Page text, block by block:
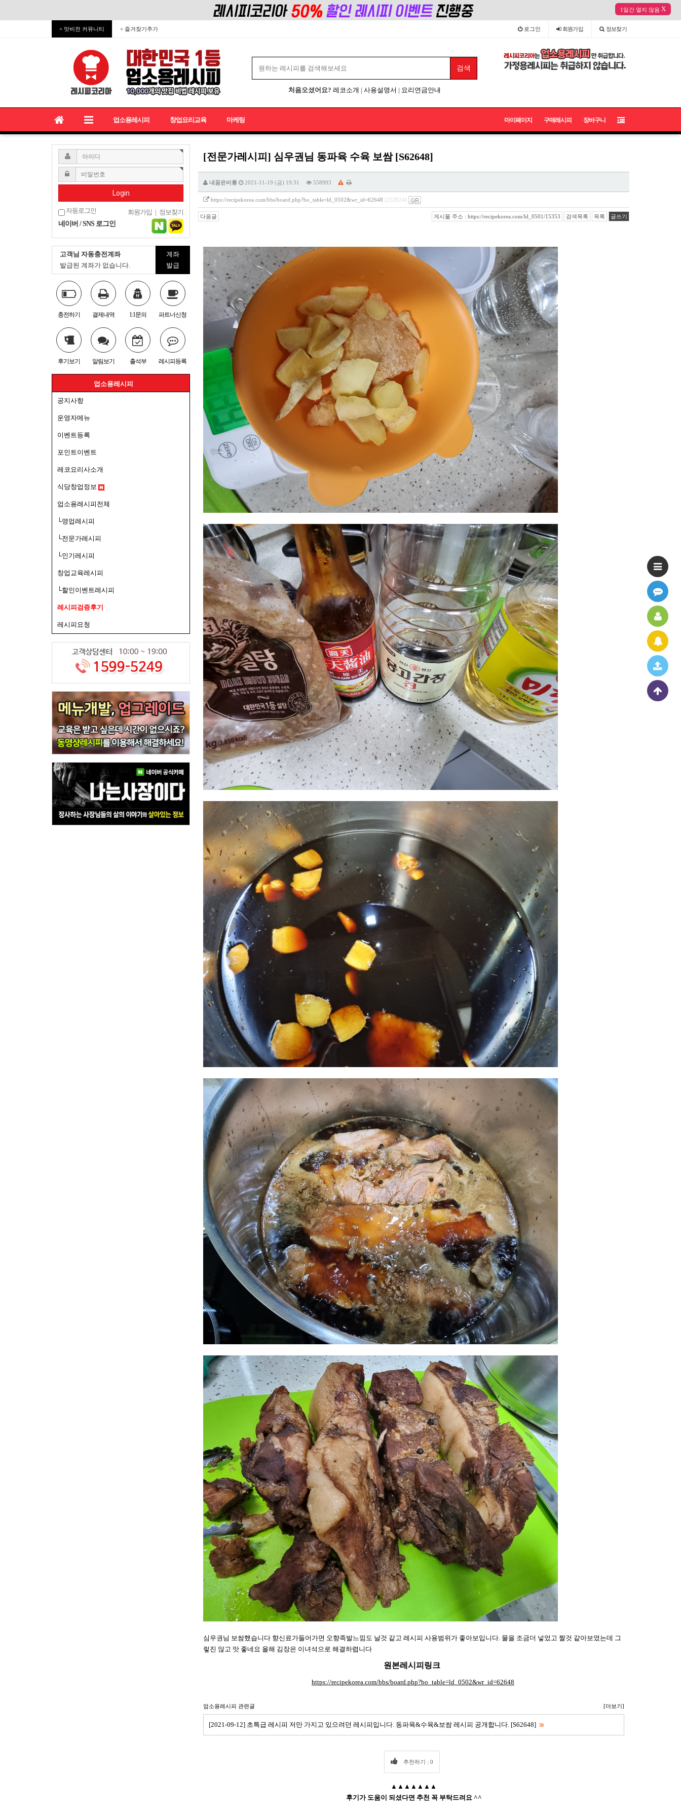
1일간 열지 않음 X
+ 맛비전 커뮤니티 + 즐겨찾기추가 로그인 회원가입 정보찾기
처음오셨어요? 레코소개 | 사용설명서 | 요리연금안내
마이페이지 구매레시피 장바구니
업소용레시피 창업요리교육 마케팅
Login
자동로그인 회원가입 | 정보찾기
네이버 / SNS 로그인
고객님 자동충전계좌
발급된 계좌가 없습니다.
계좌
발급
충전하기 결제내역 1:1문의 파트너신청
후기보기 알림보기 출석부 레시피등록
업소용레시피
공지사항
운영자메뉴
이벤트등록
포인트이벤트
레코요리사소개
식당창업정보
업소용레시피전체
└영업레시피
└전문가레시피
└인기레시피
창업교육레시피
└할인이벤트레시피
레시피검증후기
레시피요청
[전문가레시피] 심우권님 동파육 수육 보쌈 [S62648]
내꿈은비룡 2021-11-19 (금) 19:31 558993
https://recipekorea.com/bbs/board.php?bo_table=ld_0502&wr_id=62648 (253024)
다음글 게시물 주소 : https://recipekorea.com/ld_0501/15353 검색목록 목록 글쓰기
심우권님 보쌈했습니다 향신료가들어가면 오향족발느낌도 날것 같고 레시피 사용범위가 좋아보입니다. 물을 조금더 넣었고 짤것 같아보였는데 그
렇진 않고 맛 좋네요 올해 김장은 이녀석으로 해결하렵니다
원본레시피링크
https://recipekorea.com/bbs/board.php?bo_table=ld_0502&wr_id=62648
업소용레시피 관련글 [더보기]
[2021-09-12] 초특급 레시피 저만 가지고 있으려던 레시피입니다. 동파육&수육&보쌈 레시피 공개합니다. [S62648] 50
추천하기 : 0
▲▲▲▲▲▲▲
후기가 도움이 되셨다면 추천 꼭 부탁드려요 ^^